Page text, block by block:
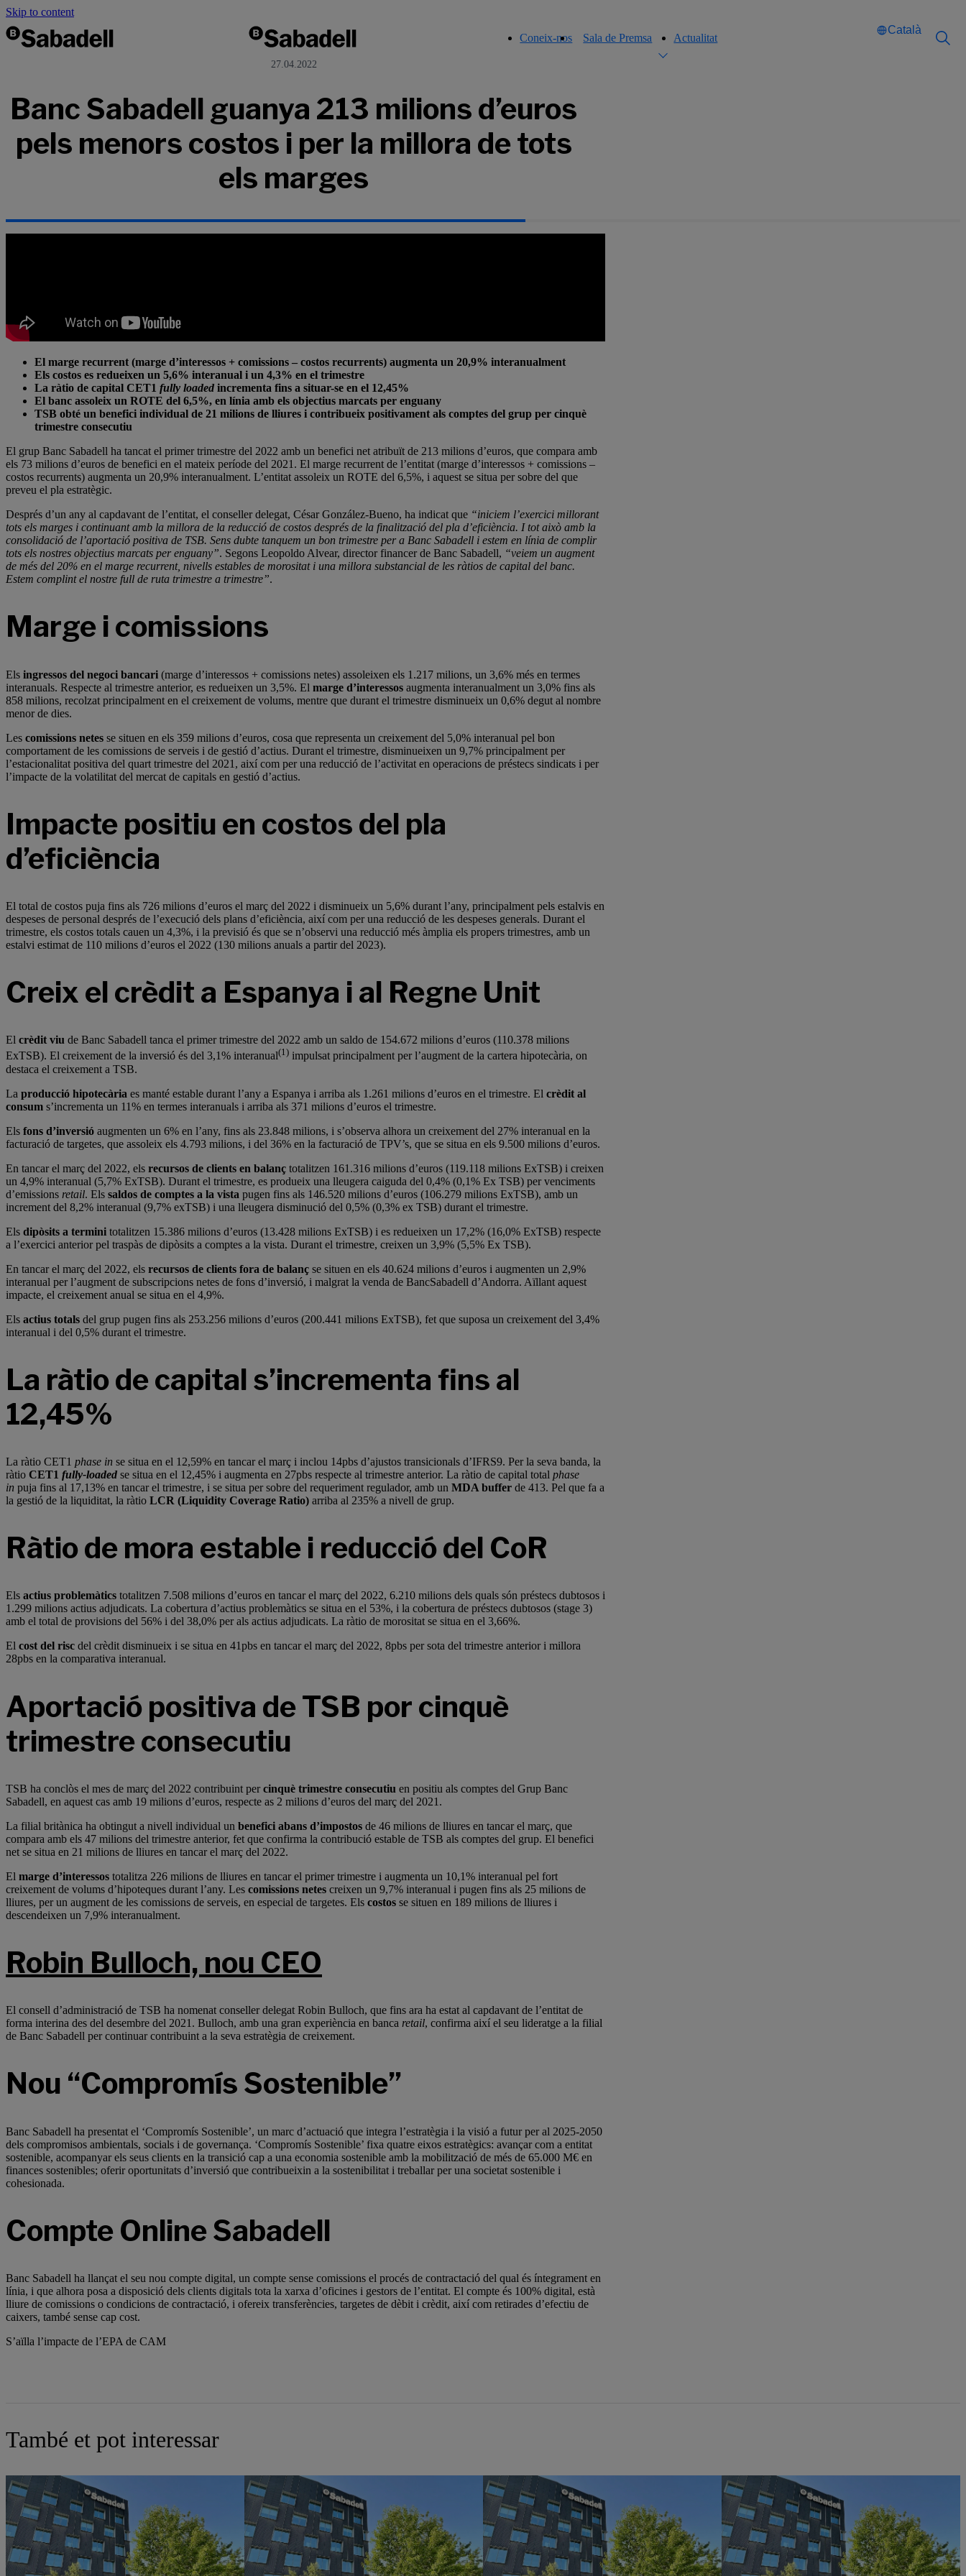
Skip to content
Coneix-nos Sala de Premsa Actualitat
Català
27.04.2022
Banc Sabadell guanya 213 milions d’euros
pels menors costos i per la millora de tots
els marges
El marge recurrent (marge d’interessos + comissions – costos recurrents) augmenta un 20,9% interanualment
Els costos es redueixen un 5,6% interanual i un 4,3% en el trimestre
La ràtio de capital CET1 fully loaded incrementa fins a situar-se en el 12,45%
El banc assoleix un ROTE del 6,5%, en línia amb els objectius marcats per enguany
TSB obté un benefici individual de 21 milions de lliures i contribueix positivament als comptes del grup per cinquè
trimestre consecutiu
El grup Banc Sabadell ha tancat el primer trimestre del 2022 amb un benefici net atribuït de 213 milions d’euros, que compara amb
els 73 milions d’euros de benefici en el mateix període del 2021. El marge recurrent de l’entitat (marge d’interessos + comissions –
costos recurrents) augmenta un 20,9% interanualment. L’entitat assoleix un ROTE del 6,5%, i aquest se situa per sobre del que
preveu el pla estratègic.
Després d’un any al capdavant de l’entitat, el conseller delegat, César González-Bueno, ha indicat que “iniciem l’exercici millorant
tots els marges i continuant amb la millora de la reducció de costos després de la finalització del pla d’eficiència. I tot això amb la
consolidació de l’aportació positiva de TSB. Sens dubte tanquem un bon trimestre per a Banc Sabadell i estem en línia de complir
tots els nostres objectius marcats per enguany”. Segons Leopoldo Alvear, director financer de Banc Sabadell, “veiem un augment
de més del 20% en el marge recurrent, nivells estables de morositat i una millora substancial de les ràtios de capital del banc.
Estem complint el nostre full de ruta trimestre a trimestre”.
Marge i comissions
Els ingressos del negoci bancari (marge d’interessos + comissions netes) assoleixen els 1.217 milions, un 3,6% més en termes
interanuals. Respecte al trimestre anterior, es redueixen un 3,5%. El marge d’interessos augmenta interanualment un 3,0% fins als
858 milions, recolzat principalment en el creixement de volums, mentre que durant el trimestre disminueix un 0,6% degut al nombre
menor de dies.
Les comissions netes se situen en els 359 milions d’euros, cosa que representa un creixement del 5,0% interanual pel bon
comportament de les comissions de serveis i de gestió d’actius. Durant el trimestre, disminueixen un 9,7% principalment per
l’estacionalitat positiva del quart trimestre del 2021, així com per una reducció de l’activitat en operacions de préstecs sindicats i per
l’impacte de la volatilitat del mercat de capitals en gestió d’actius.
Impacte positiu en costos del pla
d’eficiència
El total de costos puja fins als 726 milions d’euros el març del 2022 i disminueix un 5,6% durant l’any, principalment pels estalvis en
despeses de personal després de l’execució dels plans d’eficiència, així com per una reducció de les despeses generals. Durant el
trimestre, els costos totals cauen un 4,3%, i la previsió és que se n’observi una reducció més àmplia els propers trimestres, amb un
estalvi estimat de 110 milions d’euros el 2022 (130 milions anuals a partir del 2023).
Creix el crèdit a Espanya i al Regne Unit
El crèdit viu de Banc Sabadell tanca el primer trimestre del 2022 amb un saldo de 154.672 milions d’euros (110.378 milions
ExTSB). El creixement de la inversió és del 3,1% interanual(1) impulsat principalment per l’augment de la cartera hipotecària, on
destaca el creixement a TSB.
La producció hipotecària es manté estable durant l’any a Espanya i arriba als 1.261 milions d’euros en el trimestre. El crèdit al
consum s’incrementa un 11% en termes interanuals i arriba als 371 milions d’euros el trimestre.
Els fons d’inversió augmenten un 6% en l’any, fins als 23.848 milions, i s’observa alhora un creixement del 27% interanual en la
facturació de targetes, que assoleix els 4.793 milions, i del 36% en la facturació de TPV’s, que se situa en els 9.500 milions d’euros.
En tancar el març del 2022, els recursos de clients en balanç totalitzen 161.316 milions d’euros (119.118 milions ExTSB) i creixen
un 4,9% interanual (5,7% ExTSB). Durant el trimestre, es produeix una lleugera caiguda del 0,4% (0,1% Ex TSB) per venciments
d’emissions retail. Els saldos de comptes a la vista pugen fins als 146.520 milions d’euros (106.279 milions ExTSB), amb un
increment del 8,2% interanual (9,7% exTSB) i una lleugera disminució del 0,5% (0,3% ex TSB) durant el trimestre.
Els dipòsits a termini totalitzen 15.386 milions d’euros (13.428 milions ExTSB) i es redueixen un 17,2% (16,0% ExTSB) respecte
a l’exercici anterior pel traspàs de dipòsits a comptes a la vista. Durant el trimestre, creixen un 3,9% (5,5% Ex TSB).
En tancar el març del 2022, els recursos de clients fora de balanç se situen en els 40.624 milions d’euros i augmenten un 2,9%
interanual per l’augment de subscripcions netes de fons d’inversió, i malgrat la venda de BancSabadell d’Andorra. Aïllant aquest
impacte, el creixement anual se situa en el 4,9%.
Els actius totals del grup pugen fins als 253.256 milions d’euros (200.441 milions ExTSB), fet que suposa un creixement del 3,4%
interanual i del 0,5% durant el trimestre.
La ràtio de capital s’incrementa fins al
12,45%
La ràtio CET1 phase in se situa en el 12,59% en tancar el març i inclou 14pbs d’ajustos transicionals d’IFRS9. Per la seva banda, la
ràtio CET1 fully-loaded se situa en el 12,45% i augmenta en 27pbs respecte al trimestre anterior. La ràtio de capital total phase
in puja fins al 17,13% en tancar el trimestre, i se situa per sobre del requeriment regulador, amb un MDA buffer de 413. Pel que fa a
la gestió de la liquiditat, la ràtio LCR (Liquidity Coverage Ratio) arriba al 235% a nivell de grup.
Ràtio de mora estable i reducció del CoR
Els actius problemàtics totalitzen 7.508 milions d’euros en tancar el març del 2022, 6.210 milions dels quals són préstecs dubtosos i
1.299 milions actius adjudicats. La cobertura d’actius problemàtics se situa en el 53%, i la cobertura de préstecs dubtosos (stage 3)
amb el total de provisions del 56% i del 38,0% per als actius adjudicats. La ràtio de morositat se situa en el 3,66%.
El cost del risc del crèdit disminueix i se situa en 41pbs en tancar el març del 2022, 8pbs per sota del trimestre anterior i millora
28pbs en la comparativa interanual.
Aportació positiva de TSB por cinquè
trimestre consecutiu
TSB ha conclòs el mes de març del 2022 contribuint percinquè trimestre consecutiu en positiu als comptes del Grup Banc
Sabadell, en aquest cas amb 19 milions d’euros, respecte as 2 milions d’euros del març del 2021.
La filial britànica ha obtingut a nivell individual un benefici abans d’impostos de 46 milions de lliures en tancar el març, que
compara amb els 47 milions del trimestre anterior, fet que confirma la contribució estable de TSB als comptes del grup. El benefici
net se situa en 21 milions de lliures en tancar el març del 2022.
El marge d’interessos totalitza 226 milions de lliures en tancar el primer trimestre i augmenta un 10,1% interanual pel fort
creixement de volums d’hipoteques durant l’any. Les comissions netes creixen un 9,7% interanual i pugen fins als 25 milions de
lliures, per un augment de les comissions de serveis, en especial de targetes. Els costos se situen en 189 milions de lliures i
descendeixen un 7,9% interanualment.
Robin Bulloch, nou CEO
El consell d’administració de TSB ha nomenat conseller delegat Robin Bulloch, que fins ara ha estat al capdavant de l’entitat de
forma interina des del desembre del 2021. Bulloch, amb una gran experiència en banca retail, confirma així el seu lideratge a la filial
de Banc Sabadell per continuar contribuint a la seva estratègia de creixement.
Nou “Compromís Sostenible”
Banc Sabadell ha presentat el ‘Compromís Sostenible’, un marc d’actuació que integra l’estratègia i la visió a futur per al 2025-2050
dels compromisos ambientals, socials i de governança. ‘Compromís Sostenible’ fixa quatre eixos estratègics: avançar com a entitat
sostenible, acompanyar els seus clients en la transició cap a una economia sostenible amb la mobilització de més de 65.000 M€ en
finances sostenibles; oferir oportunitats d’inversió que contribueixin a la sostenibilitat i treballar per una societat sostenible i
cohesionada.
Compte Online Sabadell
Banc Sabadell ha llançat el seu nou compte digital, un compte sense comissions el procés de contractació del qual és íntegrament en
línia, i que alhora posa a disposició dels clients digitals tota la xarxa d’oficines i gestors de l’entitat. El compte és 100% digital, està
lliure de comissions o condicions de contractació, i ofereix transferències, targetes de dèbit i crèdit, així com retirades d’efectiu de
caixers, també sense cap cost.
S’aïlla l’impacte de l’EPA de CAM
També et pot interessar